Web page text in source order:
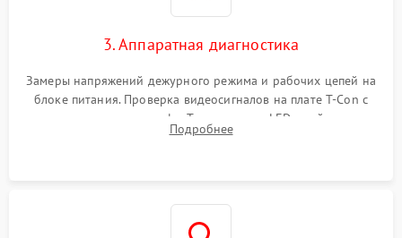
3. Аппаратная диагностика
Замеры напряжений дежурного режима и рабочих цепей на
блоке питания. Проверка видеосигналов на плате T-Con с
помощью осциллографа. Тестирование LED-драйвера и
светодиодных планок подсветки мультиметром.
Подробнее